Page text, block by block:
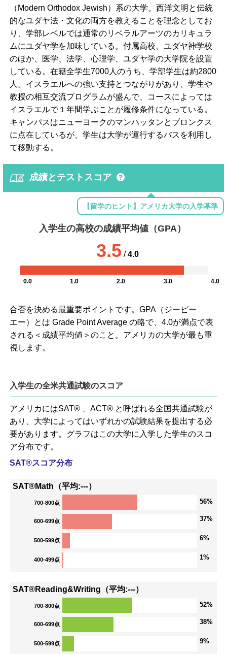
（Modern Orthodox Jewish）系の大学。西洋文明と伝統
的なユダヤ法・文化の両方を教えることを理念としてお
り、学部レベルでは通常のリベラルアーツのカリキュラ
ムにユダヤ学を加味している。付属高校、ユダヤ神学校
のほか、医学、法学、心理学、ユダヤ学の大学院を設置
している。在籍全学生7000人のうち、学部学生は約2800
人。イスラエルへの強い支持とつながりがあり、学生や
教授の相互交流プログラムが盛んで、コースによっては
イスラエルで１年間学ぶことが履修条件になっている。
キャンパスはニューヨークのマンハッタンとブロンクス
に点在しているが、学生は大学が運行するバスを利用し
て移動する。
成績とテストスコア
【留学のヒント】アメリカ大学の入学基準
入学生の高校の成績平均値（GPA）
3.5 /4.0
0.0 1.0 2.0 3.0 4.0
合否を決める最重要ポイントです。GPA（ジーピー
エー）とは Grade Point Average の略で、4.0が満点で表
される＜成績平均値＞のこと。アメリカの大学が最も重
視します。
入学生の全米共通試験のスコア
アメリカにはSAT® 、ACT® と呼ばれる全国共通試験が
あり、大学によってはいずれかの試験結果を提出する必
要があります。グラフはこの大学に入学した学生のスコ
ア分布です。
SAT®スコア分布
SAT®Math（平均:---）
700-800点 56%
600-699点 37%
500-599点 6%
400-499点 1%
SAT®Reading&Writing（平均:---）
700-800点 52%
600-699点 38%
500-599点 9%